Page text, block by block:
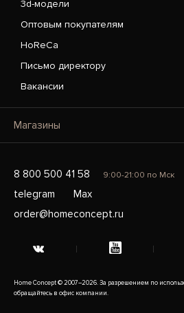
3d-модели
Оптовым покупателям
HoReCa
Письмо директору
Вакансии
Магазины
8 800 500 41 58 9:00-21:00 по Мск
telegram
Max
order@homeconcept.ru
Home Concept © 2007–2026. За разрешением по
обращайтесь в офис компании.